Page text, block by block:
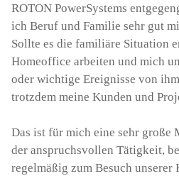
ROTON PowerSystems
ich Beruf und Familie sehr gut
Sollte es die familiäre Situation
Homeoffice arbeiten und mich
oder wichtige Ereignisse von
trotzdem meine Kunden und
Das ist für mich eine sehr große
der anspruchsvollen Tätigkeit,
regelmäßig zum Besuch unserer